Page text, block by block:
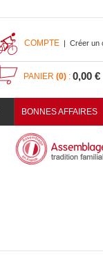
COMPTE | Créer un
PANIER (0) : 0,00 €
BONNES AFFAIRES